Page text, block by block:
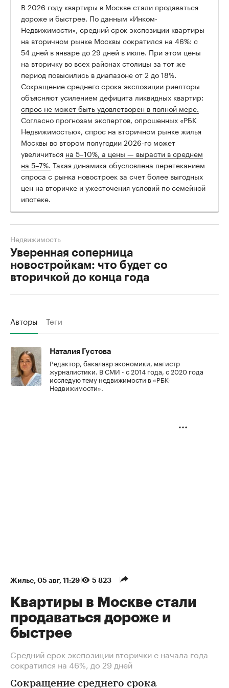
В 2026 году квартиры в Москве стали продаваться
дороже и быстрее. По данным «Инком-
Недвижимости», средний срок экспозиции квартиры
на вторичном рынке Москвы сократился на 46%: с
54 дней в январе до 29 дней в июле. При этом цены
на вторичку во всех районах столицы за тот же
период повысились в диапазоне от 2 до 18%.
Сокращение среднего срока экспозиции риелторы
объясняют усилением дефицита ликвидных квартир:
спрос не может быть удовлетворен в полной мере.
Согласно прогнозам экспертов, опрошенных «РБК
Недвижимостью», спрос на вторичном рынке жилья
Москвы во втором полугодии 2026-го может
увеличиться на 5–10%, а цены — вырасти в среднем
на 5–7%. Такая динамика обусловлена перетеканием
спроса с рынка новостроек за счет более выгодных
цен на вторичке и ужесточения условий по семейной
ипотеке.
Уверенная соперница
новостройкам: что будет со
вторичкой до конца года
Недвижимость
Авторы Теги
Наталия Густова
Редактор, бакалавр экономики, магистр
журналистики. В СМИ - с 2014 года, с 2020 года
исследую тему недвижимости в «РБК-
Недвижимости».
Жилье 05 авг, 11:29 5 823
Квартиры в Москве стали
продаваться дороже и
быстрее
Средний срок экспозиции вторички с начала года
сократился на 46%, до 29 дней
Сокращение среднего срока